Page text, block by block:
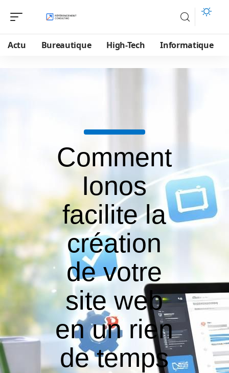
Actu Bureautique High-Tech Informatique
Comment
Ionos
facilite la
création
de votre
site web
en un rien
de temps